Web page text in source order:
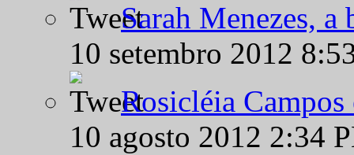
Sarah Menezes,
10 setembro 2012
Rosicléia
10 agosto 2012 2:34